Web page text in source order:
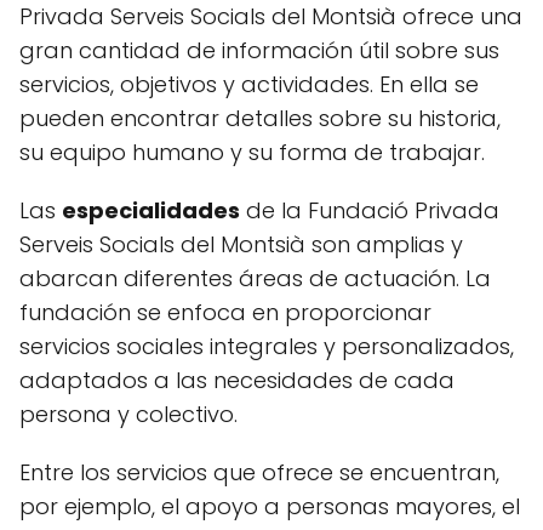
Privada Serveis Socials del Montsià ofrece una
gran cantidad de información útil sobre sus
servicios, objetivos y actividades. En ella se
pueden encontrar detalles sobre su historia,
su equipo humano y su forma de trabajar.
Las especialidades de la Fundació Privada
Serveis Socials del Montsià son amplias y
abarcan diferentes áreas de actuación. La
fundación se enfoca en proporcionar
servicios sociales integrales y personalizados,
adaptados a las necesidades de cada
persona y colectivo.
Entre los servicios que ofrece se encuentran,
por ejemplo, el apoyo a personas mayores, el